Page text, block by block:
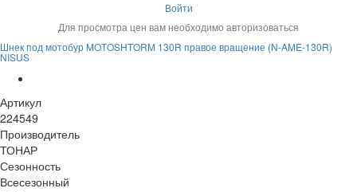
Войти
Для просмотра цен вам необходимо авторизоваться
Шнек под мотобур MOTOSHTORM 130R правое вращение (N-AME-130R)
NISUS
Артикул
224549
Производитель
ТОНАР
Сезонность
Всесезонный